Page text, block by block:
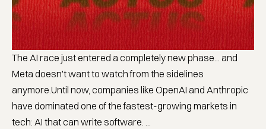
The AI race just entered a completely new phase... and
Meta doesn't want to watch from the sidelines
anymore.Until now, companies like OpenAI and Anthropic
have dominated one of the fastest-growing markets in
tech: AI that can write software. ...